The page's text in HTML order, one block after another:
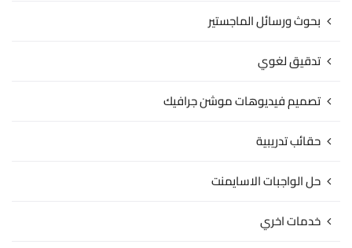
بحوث ورسائل الماجستير
تدقيق لغوي
تصميم فيديوهات موشن جرافيك
حقائب تدريبية
حل الواجبات الاسايمنت
خدمات اخري